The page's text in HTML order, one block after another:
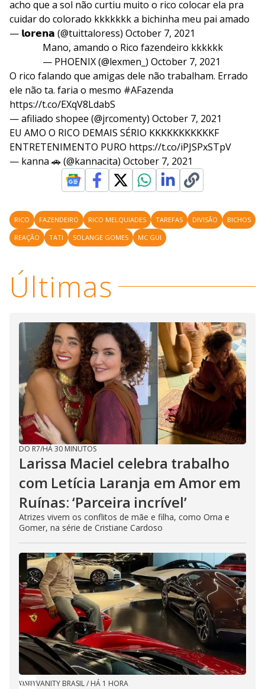
acho que a sol não curtiu muito o rico colocar ela pra
cuidar do colorado kkkkkkk a bichinha meu pai amado
— 𝗹𝗼𝗿𝗲𝗻𝗮 (@tuittaloress) October 7, 2021
Mano, amando o Rico fazendeiro kkkkkk
— PHOENIX (@lexmen_) October 7, 2021
O rico falando que amigas dele não trabalham. Errado
ele não ta. faria o mesmo #AFazenda
https://t.co/EXqV8LdabS
— afiliado shopee (@jrcomenty) October 7, 2021
EU AMO O RICO DEMAIS SÉRIO KKKKKKKKKKKF
ENTRETENIMENTO PURO https://t.co/iPJSPxSTpV
— kanna 🚗 (@kannacita) October 7, 2021
RICO FAZENDEIRO RICO MELQUIADES TAREFAS DIVISÃO
BICHOS
REAÇÃO
TATI SOLANGE GOMES MC GUI
Últimas
DO R7/HÁ 30 MINUTOS
Larissa Maciel celebra trabalho
com Letícia Laranja em Amor em
Ruínas: ‘Parceira incrível’
Atrizes vivem os conflitos de mãe e filha, como Orna e
Gomer, na série de Cristiane Cardoso
VANITY BRASIL/ HÁ 1 HORA